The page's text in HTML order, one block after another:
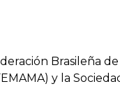
Brasileña de
y la